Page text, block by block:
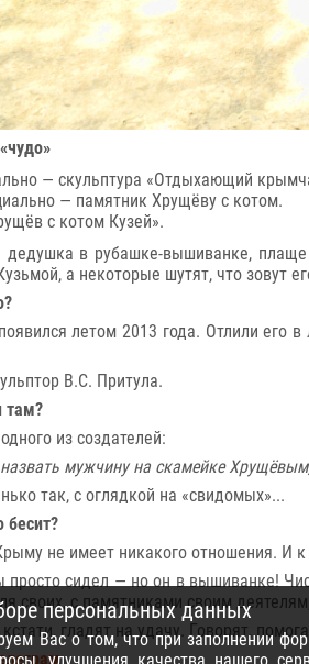
— скульптура «Отдыхающий
— памятник Хрущёву с котом.
с котом Кузей».
дедушка в рубашке-вышиванке,
а некоторые шутят, что зовут
летом 2013 года. Отлили его
В.С. Притула.
там?
из создателей:
мужчину на скамейке
так, с оглядкой на «свидомых»...
бесит?
не имеет никакого отношения. И
сидел — но он в вышиванке!
своих, с памятниками своим
кстати, гладят на удачу. Говорят,
персональных данных
Вас о том, что при заполнении